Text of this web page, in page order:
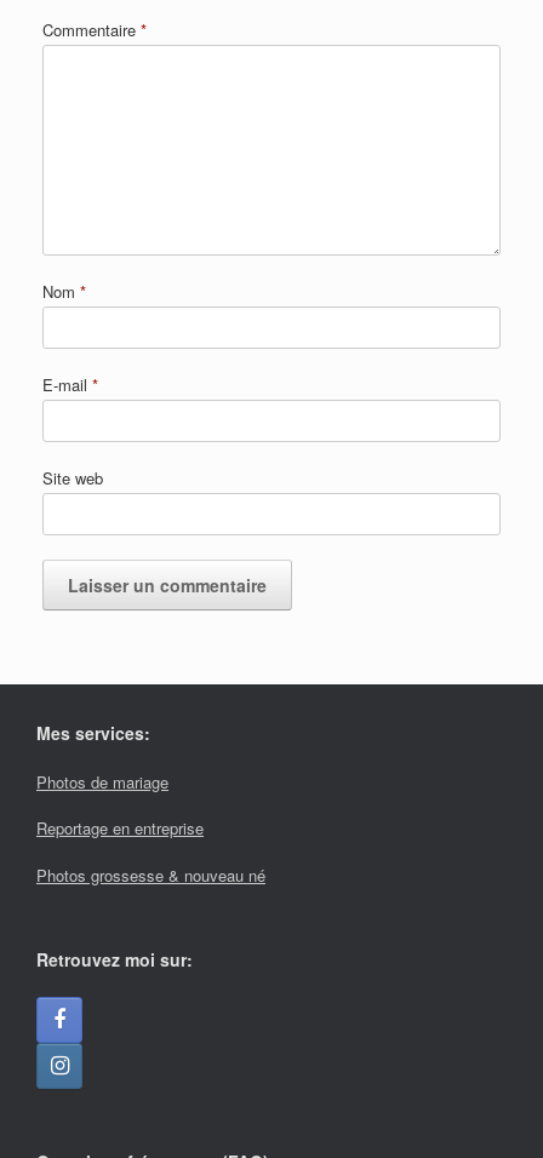
Commentaire *
Nom *
E-mail *
Site web
Mes services:
Photos de mariage
Reportage en entreprise
Photos grossesse & nouveau né
Retrouvez moi sur: